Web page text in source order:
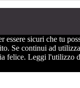
essere sicuri che tu
Se continui ad
felice. Leggi l'utilizzo